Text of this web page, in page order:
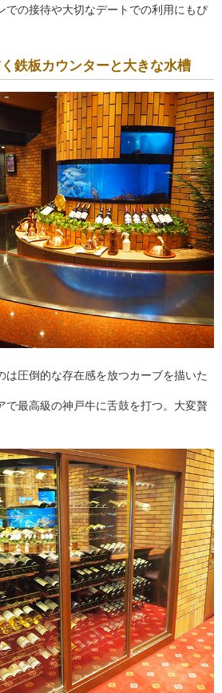
での接待や大切なデートでの利用にもぴ
鉄板カウンターと大きな水槽
は圧倒的な存在感を放つカーブを描いた
で最高級の神戸牛に舌鼓を打つ。大変贅